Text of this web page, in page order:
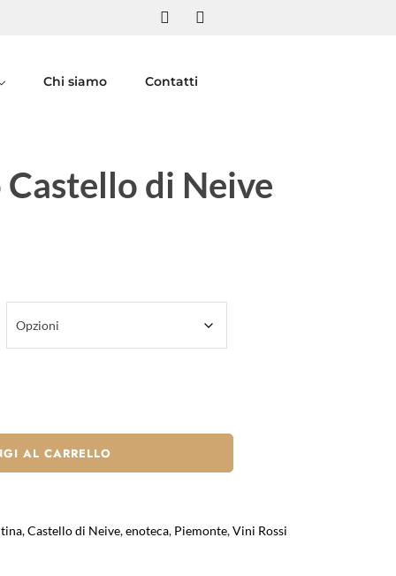
Chi siamo Contatti
di Neive
AL CARRELLO
,Castello di Neive,enoteca, Piemonte,Vini Rossi